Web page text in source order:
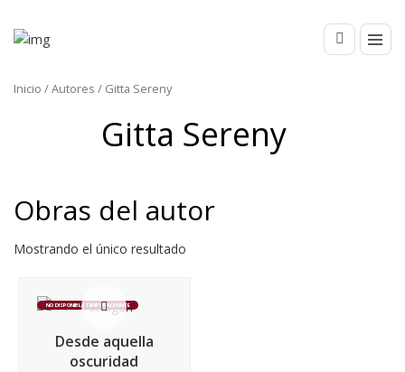
Inicio / Autores / Gitta Sereny
Gitta Sereny
Obras del autor
Mostrando el único resultado
NO DISPONIBLE TEMPORALMENTE
Desde aquella
oscuridad